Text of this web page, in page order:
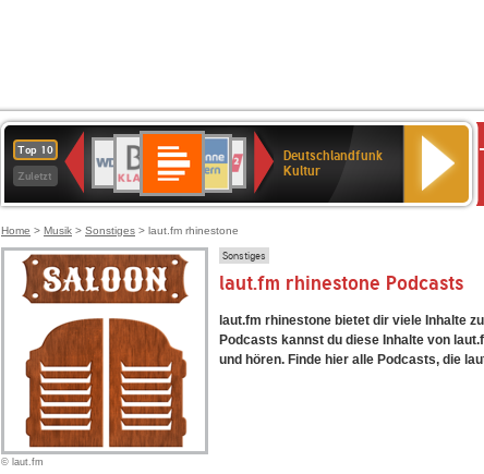
Top 10
Zuletzt
Deutschlandfunk
80er
90er
OLDIE
ANTENNE
SWR3
4
BR-
KLASSIK
Deutschlandfunk
Kultur
ANTENNE
BAYERN
SWR
Kultur
NDR
2
Deutschlandfunk
Kultur
Home > Musik > Sonstiges > laut.fm rhinestone
© laut.fm
Sonstiges
laut.fm rhinestone Podcasts
laut.fm rhinestone bietet dir viele Inhalte
Podcasts kannst du diese Inhalte von
und hören. Finde hier alle Podcasts, die